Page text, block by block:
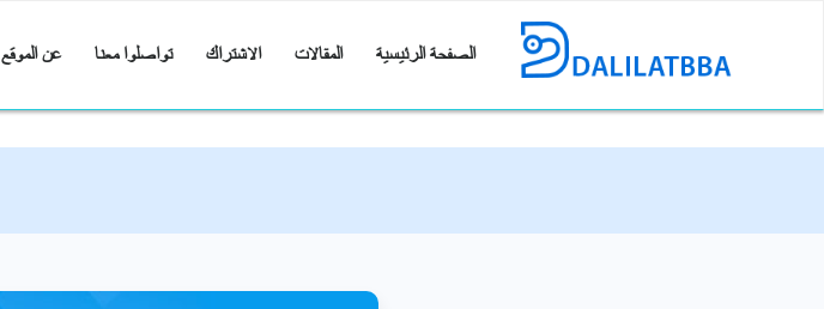
الصفحة الرئيسية المقالات الاشتراك تواصلوا معنا عن الموقع